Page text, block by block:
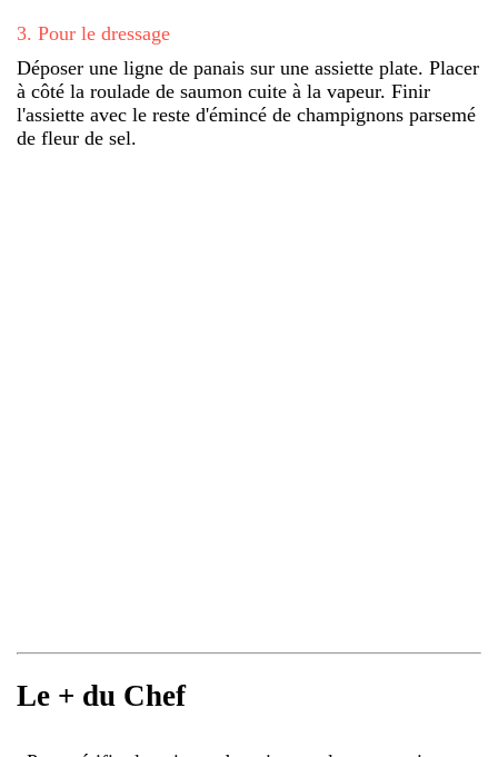
3. Pour le dressage
Déposer une ligne de panais sur une assiette plate. Placer
à côté la roulade de saumon cuite à la vapeur. Finir
l'assiette avec le reste d'émincé de champignons parsemé
de fleur de sel.
Le + du Chef